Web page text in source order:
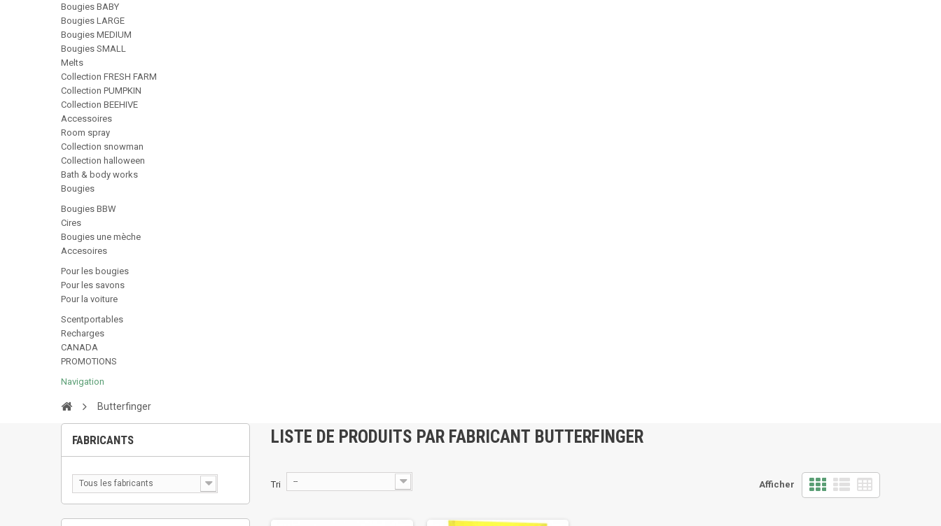
Bougies BABY
Bougies LARGE
Bougies MEDIUM
Bougies SMALL
Melts
Collection FRESH FARM
Collection PUMPKIN
Collection BEEHIVE
Accessoires
Room spray
Collection snowman
Collection halloween
Bath & body works
Bougies
Bougies BBW
Cires
Bougies une mèche
Accesoires
Pour les bougies
Pour les savons
Pour la voiture
Scentportables
Recharges
CANADA
PROMOTIONS
Navigation
Butterfinger
FABRICANTS
Tous les fabricants
LISTE DE PRODUITS PAR FABRICANT BUTTERFINGER
Afficher
Tri --